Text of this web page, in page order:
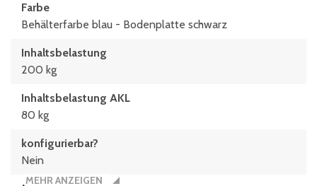
Farbe
Behälterfarbe blau - Bodenplatte schwarz
Inhaltsbelastung
200 kg
Inhaltsbelastung AKL
80 kg
konfigurierbar?
Nein
MEHR ANZEIGEN